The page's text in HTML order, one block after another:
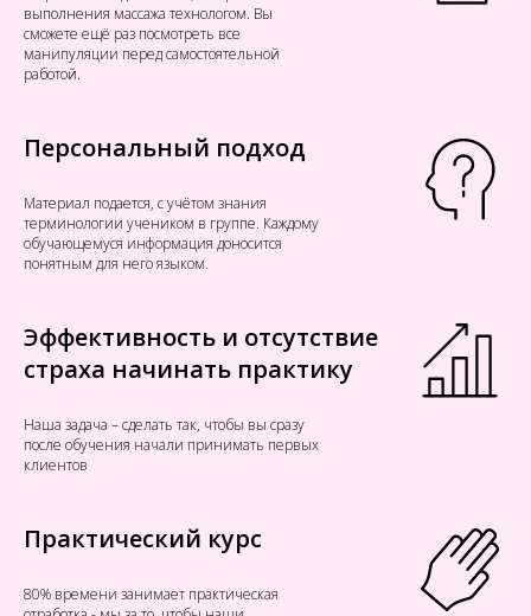
выполнения массажа технологом. Вы
сможете ещё раз посмотреть все
манипуляции перед самостоятельной
работой.
Персональный подход
Материал подается, с учётом знания
терминологии учеником в группе. Каждому
обучающемуся информация доносится
понятным для него языком.
Эффективность и отсутствие
страха начинать практику
Наша задача – сделать так, чтобы вы сразу
после обучения начали принимать первых
клиентов
Практический курс
80% времени занимает практическая